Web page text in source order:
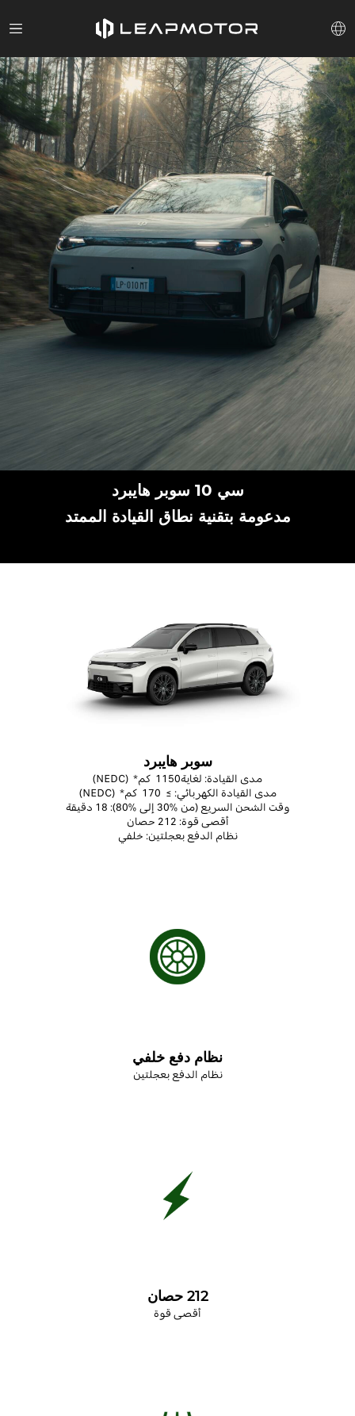
سي 10 سوبر هايبرد
مدعومة بتقنية نطاق القيادة الممتد
سوبر هايبرد
مدى القيادة: لغاية1150 كم*
(NEDC)
مدى القيادة الكهربائي:
≥
170 كم*
(NEDC)
وقت الشحن السريع (من %30 إلى %80
)
:
18 دقيقة
أقصى قوة:
حصان
نظام الدفعبعجلتين: خلفي
نظام دفع خلفي
نظام الدفعبعجلتين
212 حصان
أقصى قوة